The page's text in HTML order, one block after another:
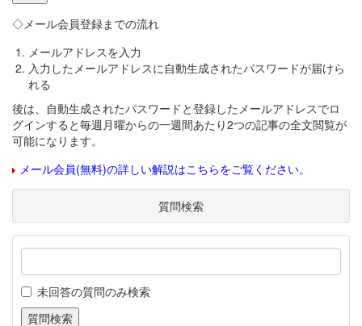
◇メール会員登録までの流れ
メールアドレスを入力
入力したメールアドレスに自動生成されたパスワードが届けら
れる
後は、自動生成されたパスワードと登録したメールアドレスでロ
グインすると毎週月曜からの一週間あたり2つの記事の全文閲覧が
可能になります。
メール会員(無料)の詳しい解説はこちらをご覧ください。
質問検索
未回答の質問のみ検索